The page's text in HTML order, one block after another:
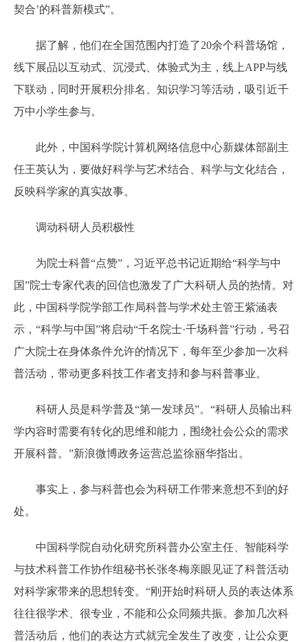
契合’的科普新模式”。
据了解，他们在全国范围内打造了20余个科普场馆，
线下展品以互动式、沉浸式、体验式为主，线上APP与线
下联动，同时开展积分排名、知识学习等活动，吸引近千
万中小学生参与。
此外，中国科学院计算机网络信息中心新媒体部副主
任王英认为，要做好科学与艺术结合、科学与文化结合，
反映科学家的真实故事。
调动科研人员积极性
为院士科普“点赞”，习近平总书记近期给“科学与中
国”院士专家代表的回信也激发了广大科研人员的热情。对
此，中国科学院学部工作局科普与学术处主管王紫涵表
示，“科学与中国”将启动“千名院士·千场科普”行动，号召
广大院士在身体条件允许的情况下，每年至少参加一次科
普活动，带动更多科技工作者支持和参与科普事业。
科研人员是科学普及“第一发球员”。“科研人员输出科
学内容时需要有转化的思维和能力，围绕社会公众的需求
开展科普。”新浪微博政务运营总监徐丽华指出。
事实上，参与科普也会为科研工作带来意想不到的好
处。
中国科学院自动化研究所科普办公室主任、智能科学
与技术科普工作协作组秘书长张冬梅亲眼见证了科普活动
对科学家带来的思想转变。“刚开始时科研人员的表达体系
往往很学术、很专业，不能和公众同频共振。参加几次科
普活动后，他们的表达方式就完全发生了改变，让公众更